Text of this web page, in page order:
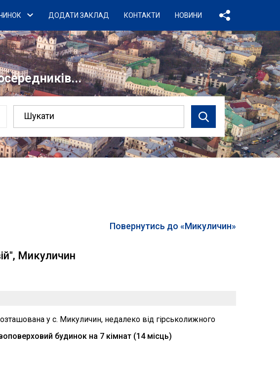
ДОДАТИ ЗАКЛАД КОНТАКТИ НОВИНИ
Повернутись до «Микуличин»
Микуличин
у с. Микуличин, недалеко від гірськолижного
будинок на 7 кімнат (14 місць)